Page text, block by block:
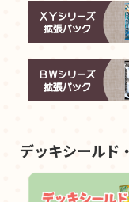
デッキシールド